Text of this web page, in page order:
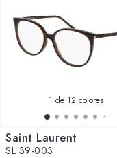
1 de 12 colores
Saint Laurent
SL 39-003